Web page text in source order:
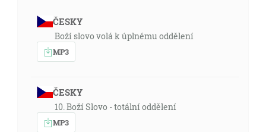
ČESKY
Boží slovo volá k úplnému oddělení
MP3
ČESKY
10. Boží Slovo - totální oddělení
MP3